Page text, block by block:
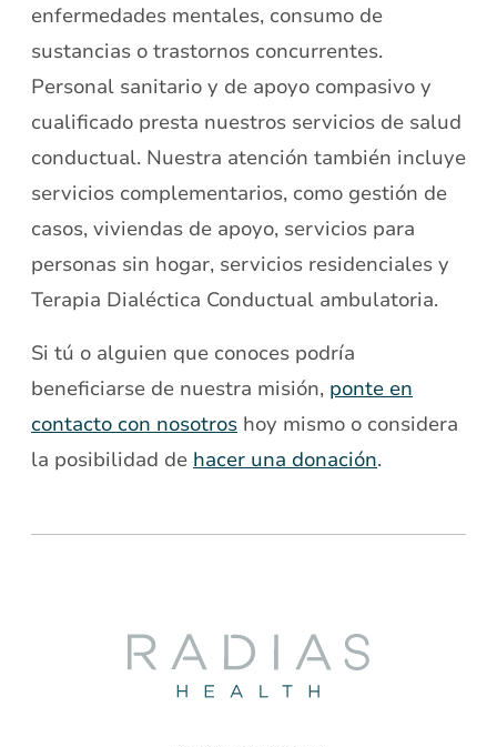
enfermedades mentales, consumo de
sustancias o trastornos concurrentes.
Personal sanitario y de apoyo compasivo y
cualificado presta nuestros servicios de salud
conductual. Nuestra atención también incluye
servicios complementarios, como gestión de
casos, viviendas de apoyo, servicios para
personas sin hogar, servicios residenciales y
Terapia Dialéctica Conductual ambulatoria.
Si tú o alguien que conoces podría
beneficiarse de nuestra misión, ponte en
contacto con nosotros hoy mismo o considera
la posibilidad de hacer una donación.